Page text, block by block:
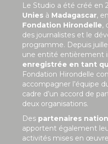
Le Studio a été créé en
Unies à Madagascar,
Fondation Hirondelle,
des journalistes et le
programme. Depuis
une entité entièrement
enregistrée en tant
Fondation Hirondelle
accompagner l’équipe
cadre d’un accord de
deux organisations.
Des partenaires
apportent également
activités mises en